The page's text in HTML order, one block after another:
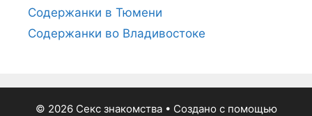
Содержанки в Тюмени
Содержанки во Владивостоке
© 2026 Секс знакомства• Создано с помощью